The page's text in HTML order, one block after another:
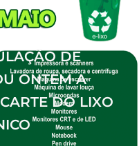
DE
ONTEM A
DO LIXO